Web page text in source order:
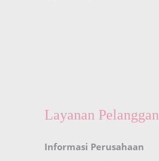
Layanan Pelanggan
Informasi Perusahaan